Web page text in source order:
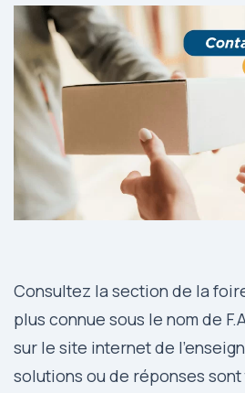
Consultez la section de la
plus connue sous le nom de
sur le site internet de
solutions ou de réponses